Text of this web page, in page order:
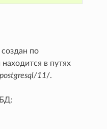
по
в путях
11/.